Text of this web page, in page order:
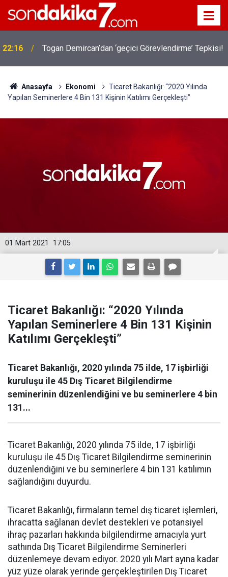
22:16 Togan Demircan’dan ‘geçici Görevlendirme’ Tepkisi!
Anasayfa Ekonomi
Ticaret Bakanlığı: “2020 Yılında
Yapılan Seminerlere 4 Bin 131 Kişinin Katılımı Gerçekleşti”
17:05
01 Mart 2021
Ticaret Bakanlığı: “2020 Yılında
Yapılan Seminerlere 4 Bin 131 Kişinin
Katılımı Gerçekleşti”
Ticaret Bakanlığı, 2020 yılında 75 ilde, 17 işbirliği
kuruluşu ile 45 Dış Ticaret Bilgilendirme
seminerinin düzenlendiğini ve bu seminerlere 4 bin
131...
Ticaret Bakanlığı, 2020 yılında 75 ilde, 17 işbirliği
kuruluşu ile 45 Dış Ticaret Bilgilendirme seminerinin
düzenlendiğini ve bu seminerlere 4 bin 131 katılımın
sağlandığını duyurdu.
Ticaret Bakanlığı, firmaların temel dış ticaret işlemleri,
ihracatta sağlanan devlet destekleri ve potansiyel
ihraç pazarları hakkında bilgilendirme amacıyla yurt
sathında Dış Ticaret Bilgilendirme Seminerleri
düzenlemeye devam ediyor. 2020 yılı Mart ayına kadar
yüz yüze olarak yerinde gerçekleştirilen Dış Ticaret